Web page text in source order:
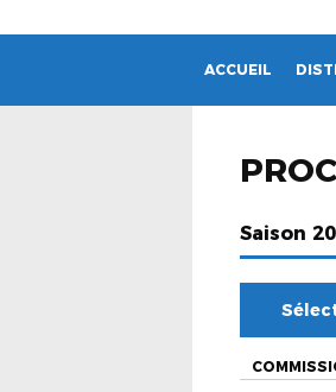
ACCUEIL
Saison